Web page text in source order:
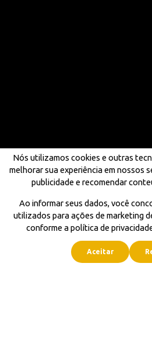
Nós utilizamos cookies e outras
melhorar sua experiência em nossos
publicidade e recomendar
Ao informar seus dados, você
utilizados para ações de marketing
conforme a política de
Aceitar